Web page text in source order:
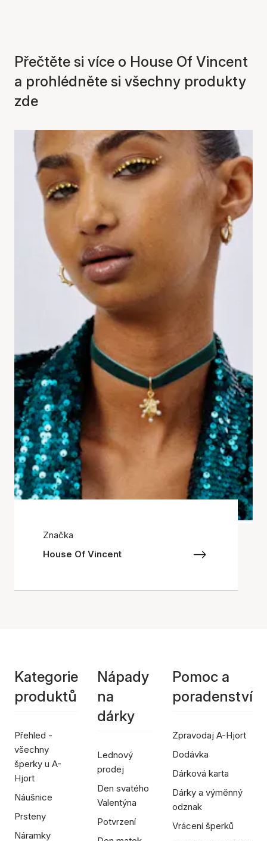
Přečtěte si více o House Of Vincent
a prohlédněte si všechny produkty
zde
Značka
House Of Vincent
Kategorie
produktů
Přehled -
všechny
šperky u A-
Hjort
Náušnice
Prsteny
Náramky
Nápady
na
dárky
Lednový
prodej
Den svatého
Valentýna
Potvrzení
Pomoc a
poradenství
Zpravodaj A-Hjort
Dodávka
Dárková karta
Dárky a výměnný
odznak
Vrácení šperků